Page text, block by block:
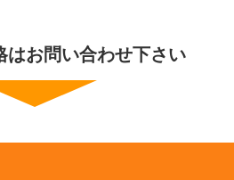
はお問い合わせ下さい